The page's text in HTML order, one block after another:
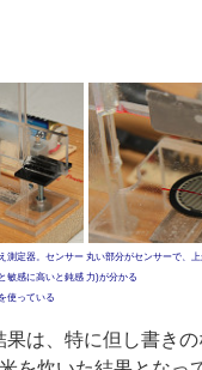
測定器。センサー
敏感に高いと鈍感
使っている
丸い部分がセンサーで、
力)が分かる
は、特に但し書きの